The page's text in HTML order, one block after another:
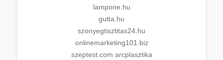
lampone.hu
gutta.hu
szonyegtisztitas24.hu
onlinemarketing101.biz
szeptest.com arcplasztika